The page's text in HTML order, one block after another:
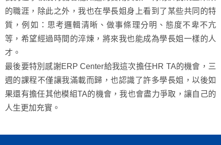
的職涯，除此之外，我也在學長姐身上看到了某些共同的特
質，例如：思考邏輯清晰、做事條理分明、態度不卑不亢
等，希望經過時間的淬煉，將來我也能成為學長姐一樣的人
才。
最後要特別感謝ERP Center給我這次擔任HR TA的機會，三
週的課程不僅讓我滿載而歸，也認識了許多學長姐，以後如
果還有擔任其他模組TA的機會，我也會盡力爭取，讓自己的
人生更加充實。